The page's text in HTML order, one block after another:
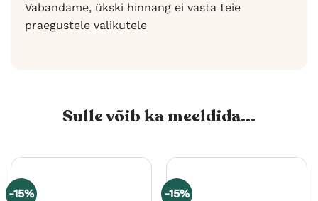
Vabandame, ükski hinnang ei vasta teie
praegustele valikutele
Sulle võib ka meeldida...
-15% -15%